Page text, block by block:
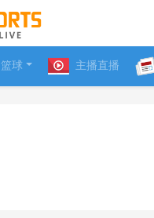
篮球 主播直播